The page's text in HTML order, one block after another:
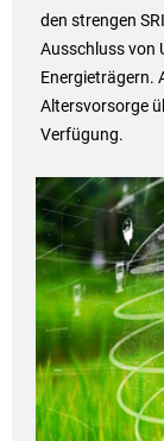
den strengen
Ausschluss von
Energieträgern.
Altersvorsorge
Verfügung.